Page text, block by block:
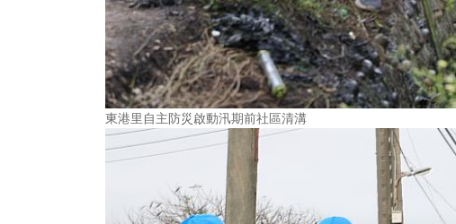
東港里自主防災啟動汛期前社區清溝